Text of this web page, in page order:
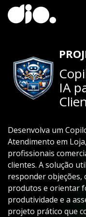
IA
Desenvolva um
Atendimento em
profissionais
clientes. A solução
responder
produtos e orientar
produtividade e a
projeto prático que